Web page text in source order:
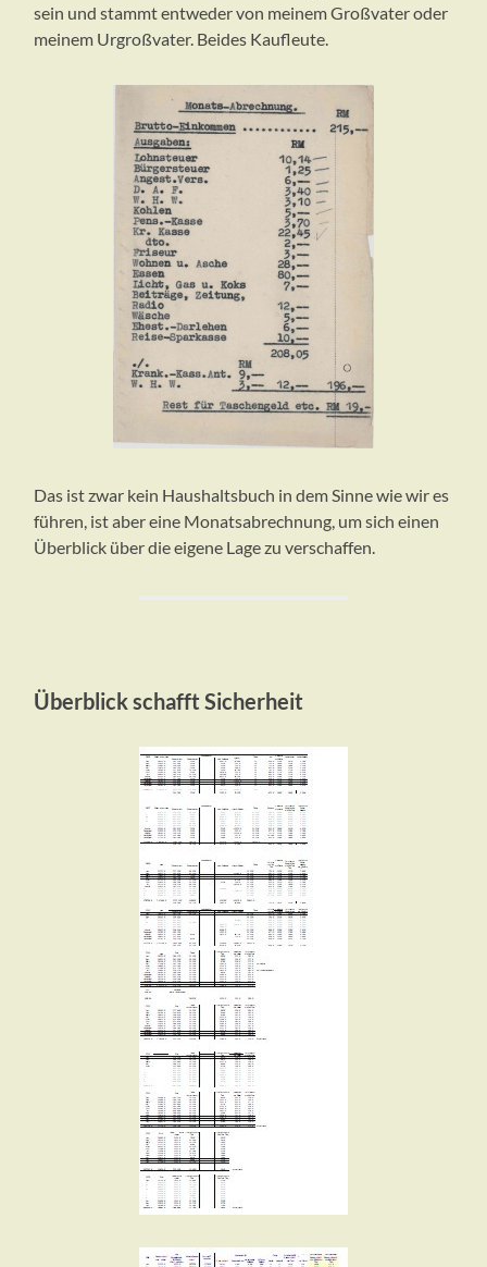
sein und stammt entweder von meinem Großvater oder
meinem Urgroßvater. Beides Kaufleute.
Das ist zwar kein Haushaltsbuch in dem Sinne wie wir es
führen, ist aber eine Monatsabrechnung, um sich einen
Überblick über die eigene Lage zu verschaffen.
Überblick schafft Sicherheit